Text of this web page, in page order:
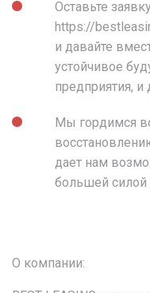
Оставьте
https://
и давайте
устойчивое
предприятия,
Мы гордимся
дает нам
большей силой
О компании: